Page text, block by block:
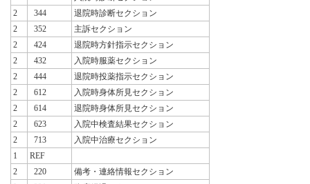
2
344
退院時診断セクション
2
352
主訴セクション
2
424
退院時方針指示セクション
2
432
入院時服薬セクション
2
444
退院時投薬指示セクション
2
612
入院時身体所見セクション
2
614
退院時身体所見セクション
2
623
入院中検査結果セクション
2
713
入院中治療セクション
1
REF
2
220
備考・連絡情報セクション